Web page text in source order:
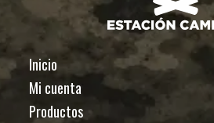
Inicio
Mi cuenta
Productos